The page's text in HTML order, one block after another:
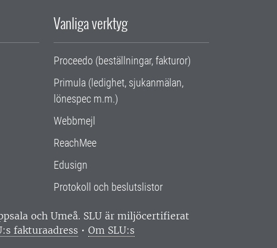
Vanliga verktyg
Proceedo (beställningar, fakturor)
Primula (ledighet, sjukanmälan,
lönespec m.m.)
Webbmejl
ReachMee
Edusign
Protokoll och beslutslistor
och Umeå. SLU är miljöcertifierat
fakturaadress • Om SLU:s